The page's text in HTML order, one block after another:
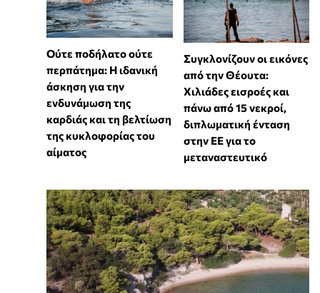
Ούτε ποδήλατο ούτε
περπάτημα: Η ιδανική
άσκηση για την
ενδυνάμωση της
καρδιάς και τη βελτίωση
της κυκλοφορίας του
αίματος
Συγκλονίζουν οι εικόνες
από την Θέουτα:
Χιλιάδες εισροές και
πάνω από 15 νεκροί,
διπλωματική ένταση
στην ΕΕ για το
μεταναστευτικό